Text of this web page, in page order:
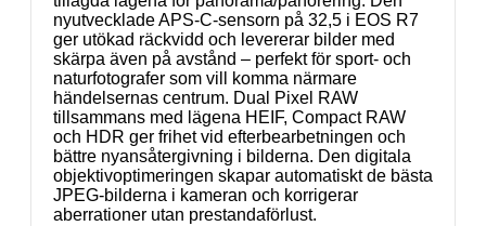
nyutvecklade APS-C-sensorn på 32,5 i EOS R7
ger utökad räckvidd och levererar bilder med
skärpa även på avstånd – perfekt för sport- och
naturfotografer som vill komma närmare
händelsernas centrum. Dual Pixel RAW
tillsammans med lägena HEIF, Compact RAW
och HDR ger frihet vid efterbearbetningen och
bättre nyansåtergivning i bilderna. Den digitala
objektivoptimeringen skapar automatiskt de bästa
JPEG-bilderna i kameran och korrigerar
aberrationer utan prestandaförlust.